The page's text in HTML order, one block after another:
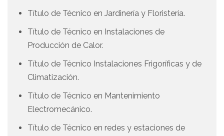
Título de Técnico en Jardinería y Floristería.
Título de Técnico en Instalaciones de
Producción de Calor.
Título de Técnico Instalaciones Frigoríficas y de
Climatización.
Título de Técnico en Mantenimiento
Electromecánico.
Título de Técnico en redes y estaciones de